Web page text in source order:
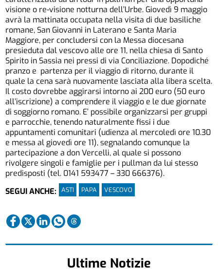
visione o re-visione notturna dell’Urbe. Giovedì 9 maggio
avrà la mattinata occupata nella visita di due basiliche
romane, San Giovanni in Laterano e Santa Maria
Maggiore, per concludersi con la Messa diocesana
presieduta dal vescovo alle ore 11, nella chiesa di Santo
Spirito in Sassia nei pressi di via Conciliazione. Dopodiché
pranzo e partenza per il viaggio di ritorno, durante il
quale la cena sarà nuovamente lasciata alla libera scelta.
Il costo dovrebbe aggirarsi intorno ai 200 euro (50 euro
all’iscrizione) a comprendere il viaggio e le due giornate
di soggiorno romano. E’ possibile organizzarsi per gruppi
e parrocchie, tenendo naturalmente fissi i due
appuntamenti comunitari (udienza al mercoledì ore 10.30
e messa al giovedì ore 11), segnalando comunque la
partecipazione a don Vercelli, al quale si possono
rivolgere singoli e famiglie per i pullman da lui stesso
predisposti (tel. 0141 593477 – 330 666376).
SEGUI ANCHE:
ASTI PAPA VESCOVO
Ultime Notizie